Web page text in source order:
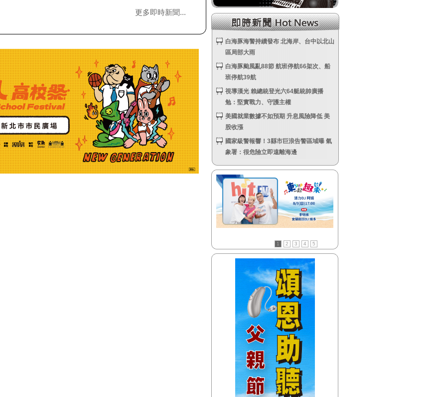
更多即時新聞...
【HitFm正在進行】
(南部)
流行最前線
【Next】
(南部)HAPPY DJ-Tracy
【HitFm正在進行】
流行最前線
(宜蘭)只想聽音樂
【HitFm正在進行】
(花東)
流行最精選
【Next】
(花東)只想聽音樂
【HitFm正在進行】
(北部)
流行最前線
(北部)只想聽音樂
白海豚海警持續發布 北海岸、台中以北山
區局部大雨
白海豚颱風亂88節 航班停航66架次、船
班停航39航
視導漢光 賴總統登光六64艇統帥廣播
勉：堅實戰力、守護主權
美國就業數據不如預期 升息風險降低 美
股收漲
國家級警報響！3縣市巨浪告警區域曝 氣
象署：很危險立即遠離海邊
1 2 3 4 5